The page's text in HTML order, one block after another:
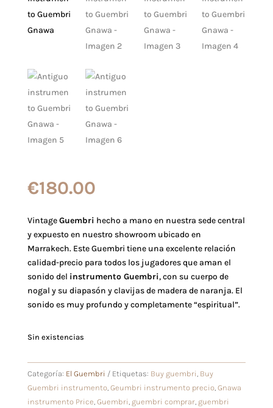
€180.00
VintageGuembri hecho a mano en nuestra sede central
y expuesto en nuestro showroom ubicado en
Marrakech. Este Guembri tiene una excelente relación
calidad-precio para todos los jugadores que aman el
sonido del instrumento Guembri, con su cuerpo de
nogal y su diapasón y clavijas de madera de naranja. El
sonido es muy profundo y completamente “espiritual”.
Sin existencias
Categoría: El Guembri Etiquetas: Buy guembri Buy
Guembri instrumento, Geumbri instrumento precio, Gnawa
instrumento Price Guembri guembri comprar, guembri